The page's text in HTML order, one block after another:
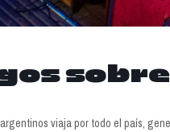
viaja por todo el país,